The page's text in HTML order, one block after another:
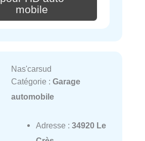
mobile
Nas'carsud
Catégorie : Garage
automobile
Adresse : 34920 Le